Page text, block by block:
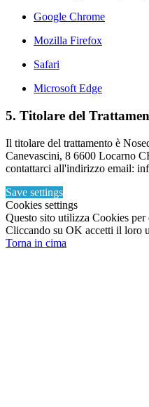
Google Chrome
Mozilla Firefox
Safari
Microsoft Edge
5. Titolare del
Il titolare del trattamento è
Canevascini, 8 6600 Locarno
contattarci all'indirizzo email:
Save settings
Cookies settings
Questo sito utilizza Cookies
Cliccando su OK accetti il loro
Torna in cima